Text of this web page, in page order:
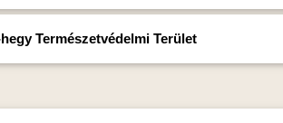
Természetvédelmi Terület